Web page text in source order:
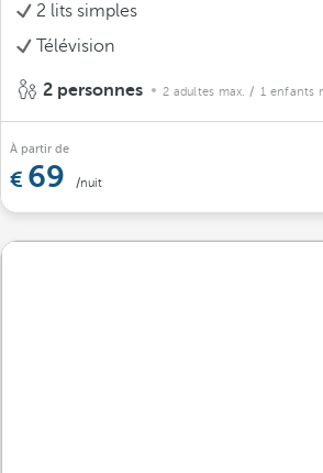
2 lits simples
Télévision
2 personnes 2 adultes max. / 1 enfants
À partir de
69 /nuit